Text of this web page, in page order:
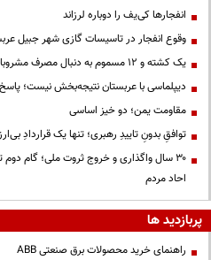
انفجارها کی‌یف را دوباره لرزاند
وقوع انفجار در تاسیسات گازی شهر جبیل
یک کشته و ۱۲ مسموم به دنبال مصرف مشروبات الکلی در نیشابور
دیپلماسی با عربستان نتیجه‌بخش نیست؛
مقاومت یمن؛ دو خیز اساسی
توافقِ بدونِ تاییدِ رهبری؛ تنها یک قراردادِ
۳۰ سال واگذاری و خروج ثروت ملی؛ گام
احاد مردم
پربازدید ها
راهنمای خرید محصولات برق صنعتی ABB